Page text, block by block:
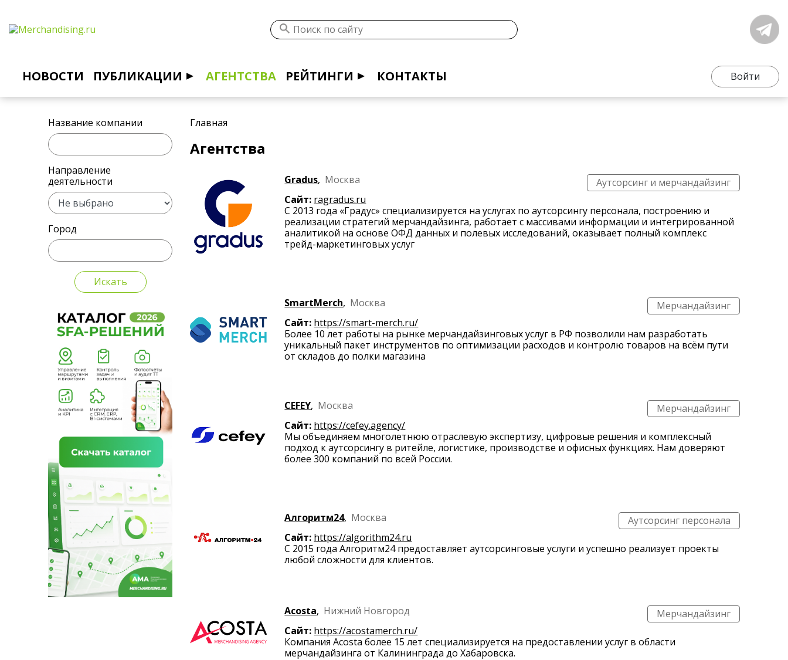
НОВОСТИ ПУБЛИКАЦИИ АГЕНТСТВА РЕЙТИНГИ КОНТАКТЫ Войти
Главная
Агентства
Gradus, Москва
Аутсорсинг и мерчандайзинг
Сайт: ragradus.ru
С 2013 года «Градус» специализируется на услугах по аутсорсингу персонала, построению и
реализации стратегий мерчандайзинга, работает с массивами информации и интегрированной
аналитикой на основе ОФД данных и полевых исследований, оказывает полный комплекс
трейд-маркетинговых услуг
SmartMerch, Москва
Мерчандайзинг
Сайт: https://smart-merch.ru/
Более 10 лет работы на рынке мерчандайзинговых услуг в РФ позволили нам разработать
уникальный пакет инструментов по оптимизации расходов и контролю товаров на всём пути
от складов до полки магазина
CEFEY, Москва
Мерчандайзинг
Сайт: https://cefey.agency/
Мы объединяем многолетнюю отраслевую экспертизу, цифровые решения и комплексный
подход к аутсорсингу в ритейле, логистике, производстве и офисных функциях. Нам доверяют
более 300 компаний по всей России.
Алгоритм24, Москва
Аутсорсинг персонала
Сайт: https://algorithm24.ru
С 2015 года Алгоритм24 предоставляет аутсорсинговые услуги и успешно реализует проекты
любой сложности для клиентов.
Acosta, Нижний Новгород
Мерчандайзинг
Сайт: https://acostamerch.ru/
Компания Acosta более 15 лет специализируется на предоставлении услуг в области
мерчандайзинга от Калининграда до Хабаровска.
Название компании
Направление
деятельности
Город
Искать